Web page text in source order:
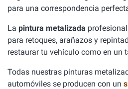
para una correspondencia
La pintura metalizada
para retoques, arañazos y
restaurar tu vehículo como en un
Todas nuestras pinturas
automóviles se producen con un